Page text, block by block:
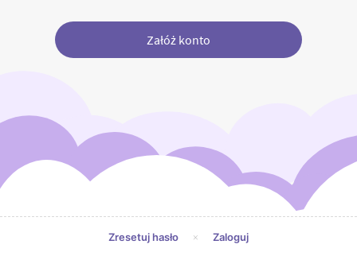
Załóż konto
Zresetuj hasło × Zaloguj